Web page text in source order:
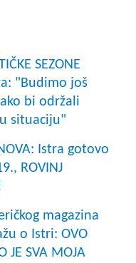
SEZONE
"Budimo još
bi održali
situaciju"
Istra gotovo
ROVINJ
magazina
o Istri: OVO
JE SVA MOJA